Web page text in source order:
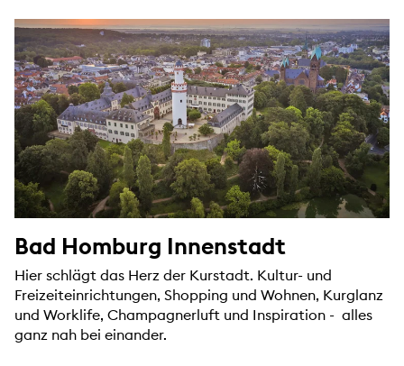
Bad Homburg Innenstadt
Hier schlägt das Herz der Kurstadt. Kultur- und
Freizeiteinrichtungen, Shopping und Wohnen, Kurglanz
und Worklife, Champagnerluft und Inspiration - alles
ganz nah bei einander.